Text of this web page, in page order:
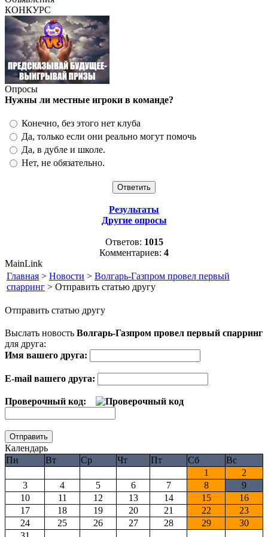
КОНКУРС
Опросы
Нужны ли местные игроки в команде?
Конечно, без этого нет клуба
Да, только если они реально могут помочь
Да, в дубле и школе.
Нет, не обязательно.
Результаты
Другие опросы
Ответов: 1015
Комментариев: 4
MainLink
Главная > Новости > Волгарь-Газпром провел первый
спарринг > Отправить статью другу
Отправить статью другу
Выслать новость Волгарь-Газпром провел первый спарринг
для друга:
Имя вашего друга:
E-mail вашего друга:
Проверочный код:
Календарь
Пн
Вт Ср Чт Пт Сб
Вс
1
2
3
4 5 6 7 8
9
10
11 12 13 14 15
16
17
18 19 20 21 22
23
24
25 26 27 28 29
30